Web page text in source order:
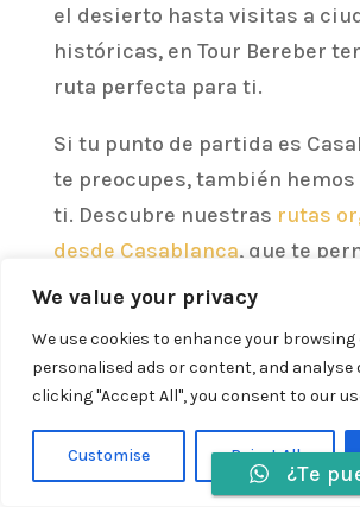
We value your privacy
We use cookies to enhance your browsing
personalised ads or content, and analyse
clicking "Accept All", you consent to our
Customise Reject All
el desierto hasta visitas a
históricas, en Tour Bereber
ruta perfecta para ti.
Si tu punto de partida es
te preocupes, también hemos
ti. Descubre nuestras rutas
desde Casablanca, que te
explorar lo mejor de
Y si prefieres comenzar tu
opciones para ti. Explora
diseñadas desde Tánger, que
Idiomas » ¿Te